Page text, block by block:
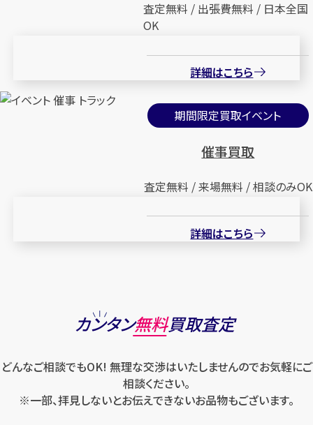
査定無料 / 出張費無料 / 日本全国
OK
詳細はこちら
期間限定買取イベント
催事買取
査定無料 / 来場無料 / 相談のみOK
詳細はこちら
カンタン無料買取査定
どんなご相談でもOK! 無理な交渉はいたしませんのでお気軽にご
相談ください。
※一部、拝見しないとお伝えできないお品物もございます。